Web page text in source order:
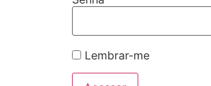
Lembrar-me